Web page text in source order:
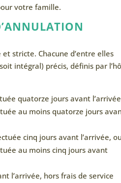
votre famille.
stricte. Chacune d’entre elles
intégral) précis, définis par
quatorze jours avant
au moins quatorze jours
cinq jours avant l’arrivée,
au moins cinq jours avant
l’arrivée, hors frais de service